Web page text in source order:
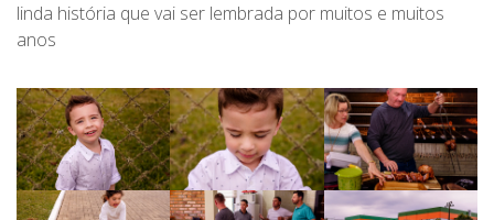
linda história que vai ser lembrada por muitos e muitos
anos